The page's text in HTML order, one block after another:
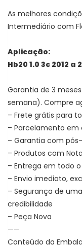
As melhores
Intermediário com
Aplicação:
Hb20 1.0 3c 2012 a
Garantia de 3
semana). Compre
– Frete grátis para
– Parcelamento em
– Garantia com
– Produtos com
– Entrega em todo o
– Envio imediato,
– Segurança de
credibilidade
– Peça Nova
——
Conteúdo da